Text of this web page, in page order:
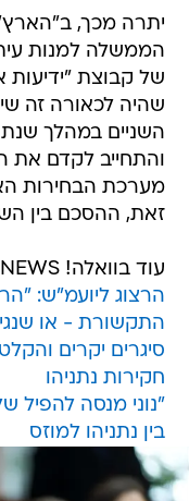
יתרה מכך,
הממשלה למנות
של קבוצת "ידיעות
שהיה לכאורה זה
והתחייב לקדם
זאת, ההסכם בין
עוד בוואלה! NEWS:
הרצוג ליועמ"ש:
התקשורת - או
סיגרים יקרים
חקירות נתניהו
"נוני מנסה להפיל
בין נתניהו למוזס